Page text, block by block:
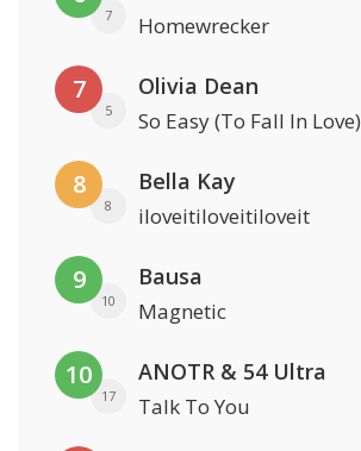
7 Homewrecker
7
5
Olivia Dean
So Easy (To Fall In Love)
8
8
Bella Kay
iloveitiloveitiloveit
9
10
Bausa
Magnetic
10
17
ANOTR & 54 Ultra
Talk To You